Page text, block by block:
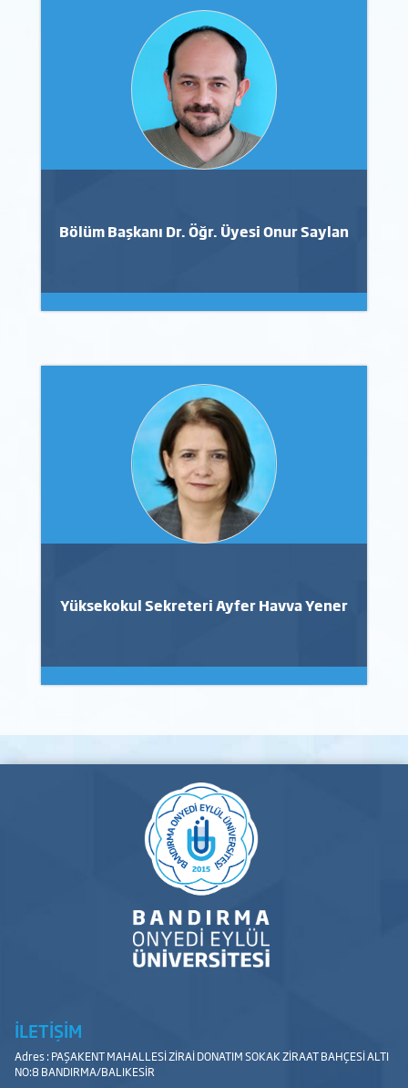
Bölüm Başkanı Dr. Öğr. Üyesi Onur Saylan
Yüksekokul Sekreteri Ayfer Havva Yener
İLETİŞİM
Adres : PAŞAKENT MAHALLESİ ZİRAİ DONATIM SOKAK ZİRAAT BAHÇESİ ALTI
NO:8 BANDIRMA/BALIKESİR